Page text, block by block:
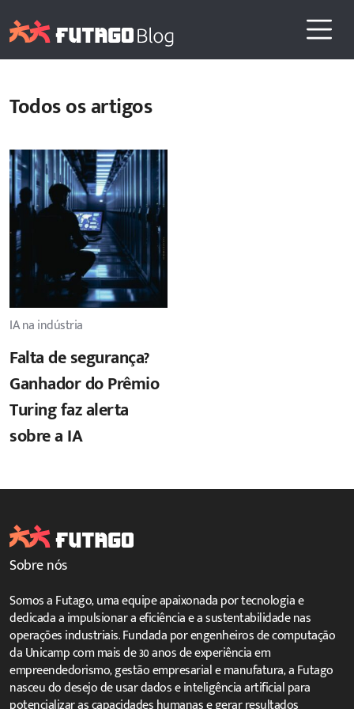
Todos os artigos
IA na indústria
Falta de segurança?
Ganhador do Prêmio
Turing faz alerta
sobre a IA
Sobre nós
Somos a Futago, uma equipe apaixonada por tecnologia e
dedicada a impulsionar a eficiência e a sustentabilidade nas
operações industriais. Fundada por engenheiros de computação
da Unicamp com mais de 30 anos de experiência em
empreendedorismo, gestão empresarial e manufatura, a Futago
nasceu do desejo de usar dados e inteligência artificial para